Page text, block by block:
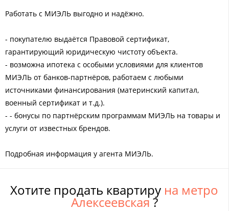
Работать с МИЭЛЬ выгодно и надёжно.
- покупателю выдаётся Правовой сертификат,
гарантирующий юридическую чистоту объекта.
- возможна ипотека с особыми условиями для клиентов
МИЭЛЬ от банков-партнёров, работаем с любыми
источниками финансирования (материнский капитал,
военный сертификат и т.д.).
- - бонусы по партнёрским программам МИЭЛЬ на товары и
услуги от известных брендов.
Подробная информация у агента МИЭЛЬ.
Хотите продать квартиру на метро
Алексеевская ?